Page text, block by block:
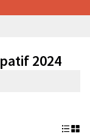
2024